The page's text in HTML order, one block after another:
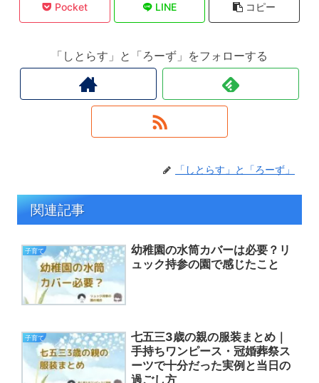
Pocket LINE コピー
「しとらす」と「ろーず」をフォローする
「しとらす」と「ろーず」
関連記事
子育て
幼稚園の水筒カバーは必要？リ
ュック持参の園で感じたこと
子育て
七五三3歳の親の服装まとめ｜
手持ちワンピース・冠婚葬祭ス
ーツで十分だった実例と当日の
過ごし方